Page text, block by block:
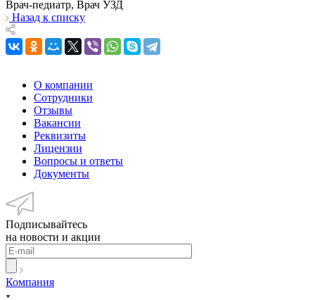
Врач-педиатр, Врач УЗД
Назад к списку
О компании
Сотрудники
Отзывы
Вакансии
Реквизиты
Лицензии
Вопросы и ответы
Документы
Подписывайтесь
на новости и акции
Компания